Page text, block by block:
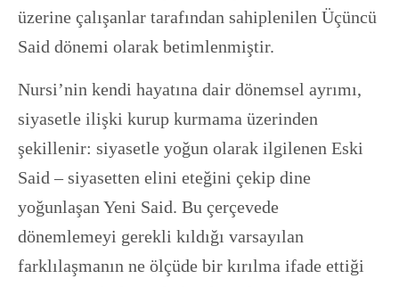
üzerine çalışanlar tarafından sahiplenilen Üçüncü
Said dönemi olarak betimlenmiştir.
Nursi’nin kendi hayatına dair dönemsel ayrımı,
siyasetle ilişki kurup kurmama üzerinden
şekillenir: siyasetle yoğun olarak ilgilenen Eski
Said – siyasetten elini eteğini çekip dine
yoğunlaşan Yeni Said. Bu çerçevede
dönemlemeyi gerekli kıldığı varsayılan
farklılaşmanın ne ölçüde bir kırılma ifade ettiği